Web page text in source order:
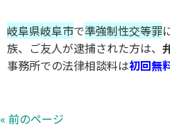
岐阜県岐阜市で準強制性交等罪
族、ご友人が逮捕された方は、
事務所での法律相談料は初回無
« 前のページ